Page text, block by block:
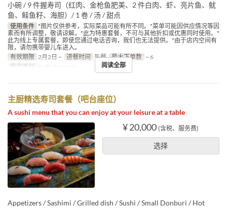
小碗 / 9 件握寿司（红肉、金枪鱼肥美、2 件白肉、虾、亮片鱼、鱿
鱼、鲑鱼籽、海胆）/ 1 卷 / 汤 / 甜点
使用条件 *图片仅供参考，实际菜品可能有所不同。*菜单可能因供应情况等因
素而有所调整，敬请谅解。*此为特惠套餐，不可与其他折扣或优惠同时使用。*
此为线上专属套餐，即使您通过电话咨询，我们也无法提供。*由于店内空间有
限，请勿携带婴儿车进入。
有效期限 2月2日 ~ 进餐时间 午餐 最大下单数 ~ 6
座位类别 Sushi Counter 阅读全部
主厨精选寿司套餐（吧台座位）
A sushi menu that you can enjoy at your leisure at a table
¥ 20,000 (含税、服务费)
选择
Appetizers / Sashimi / Grilled dish / Sushi / Small Donburi / Hot